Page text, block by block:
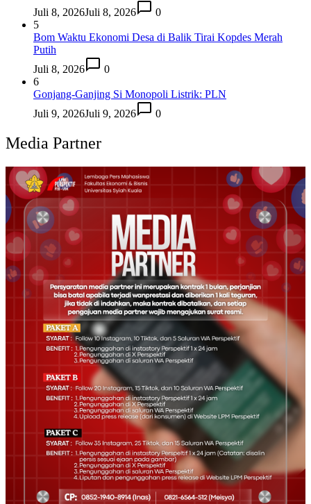
Juli 8, 2026Juli 8, 2026
0
5
Bom Waktu Ekonomi Desa di Balik Tirai Kopdes Merah
Putih
Juli 8, 2026
0
6
Gonjang-Ganjing Si Monopoli Listrik: PLN
Juli 9, 2026Juli 9, 2026 0
Media Partner